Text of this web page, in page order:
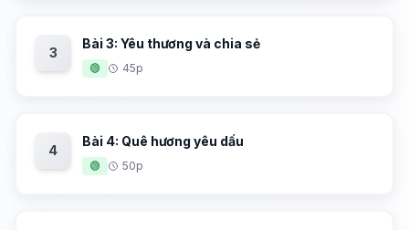
3
Bài 3: Yêu thương và chia sẻ
🟢 45p
4
Bài 4: Quê hương yêu dấu
🟢 50p